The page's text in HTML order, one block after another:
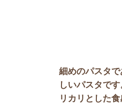
細めのパスタ
しいパスタで
リカリとした